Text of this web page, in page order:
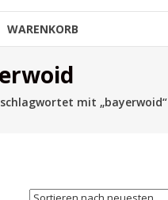
WARENKORB
mit „bayerwoid“